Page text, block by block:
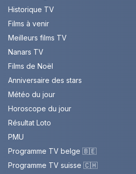
Historique TV
Films à venir
Meilleurs films TV
Nanars TV
Films de Noël
Anniversaire des stars
Météo du jour
Horoscope du jour
Résultat Loto
PMU
Programme TV belge 🇧🇪
Programme TV suisse 🇨🇭